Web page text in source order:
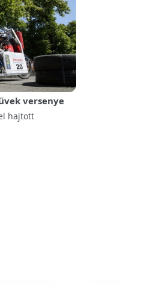
versenye
hajtott